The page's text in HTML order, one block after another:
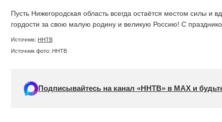
Пусть Нижегородская область всегда остаётся местом силы и
гордости за свою малую родину и великую Россию! С
Источник: ННТВ
Источник фото: ННТВ
Подписывайтесь на канал «ННТВ» в МАХ и